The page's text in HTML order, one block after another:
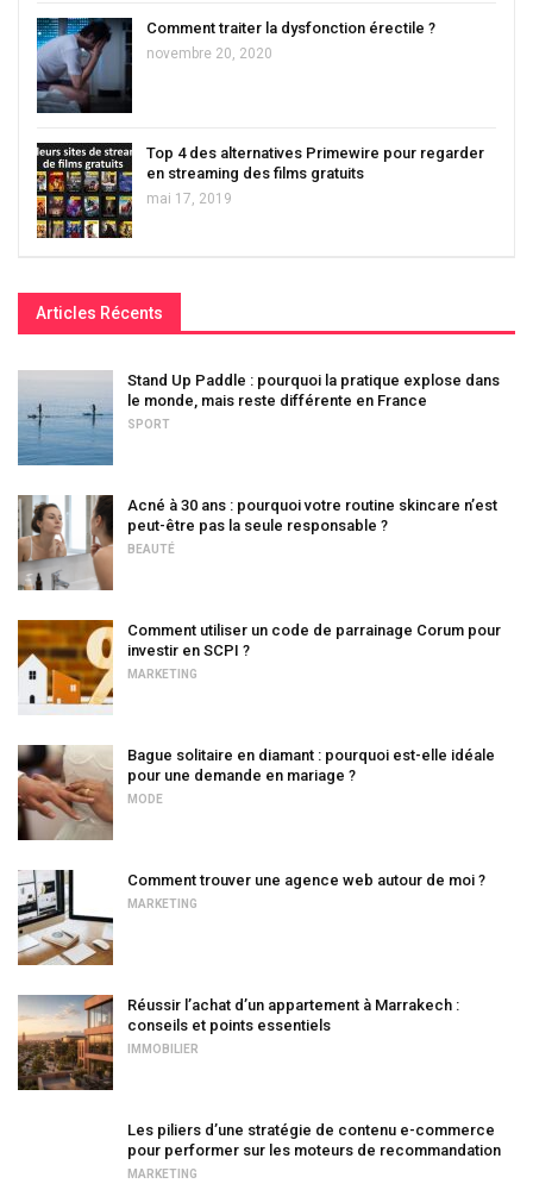
Comment traiter la dysfonction érectile ?
novembre 20, 2020
Top 4 des alternatives Primewire pour regarder
en streaming des films gratuits
mai 17, 2019
Articles Récents
Stand Up Paddle : pourquoi la pratique explose dans
le monde, mais reste différente en France
SPORT
Acné à 30 ans : pourquoi votre routine skincare n’est
peut-être pas la seule responsable ?
BEAUTÉ
Comment utiliser un code de parrainage Corum pour
investir en SCPI ?
MARKETING
Bague solitaire en diamant : pourquoi est-elle idéale
pour une demande en mariage ?
MODE
Comment trouver une agence web autour de moi ?
MARKETING
Réussir l’achat d’un appartement à Marrakech :
conseils et points essentiels
IMMOBILIER
Les piliers d’une stratégie de contenu e-commerce
pour performer sur les moteurs de recommandation
MARKETING